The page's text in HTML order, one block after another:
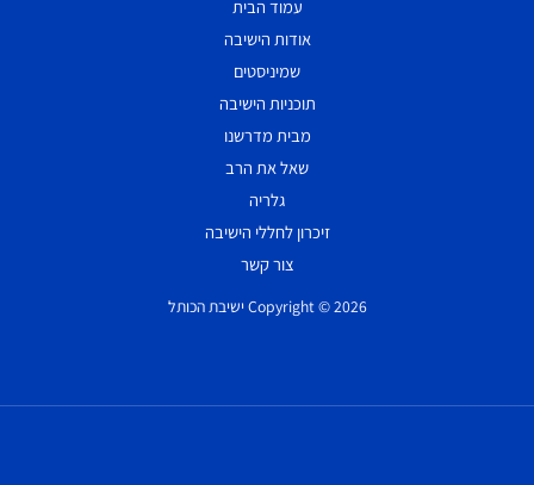
עמוד הבית
אודות הישיבה
שמיניסטים
תוכניות הישיבה
מבית מדרשנו
שאל את הרב
גלריה
זיכרון לחללי הישיבה
צור קשר
Copyright © 2026 ישיבת הכותל